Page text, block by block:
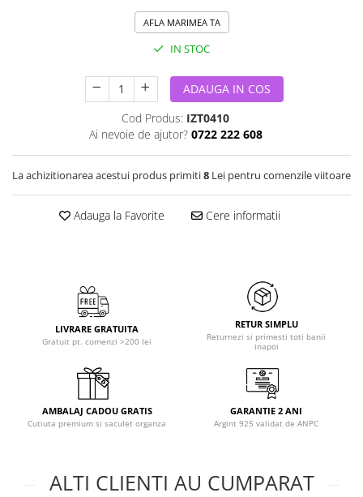
AFLA MARIMEA TA
IN STOC
ADAUGA IN COS
Cod Produs: IZT0410
Ai nevoie de ajutor? 0722 222 608
La achizitionarea acestui produs primiti8 Lei pentru comenzile viitoare
Adauga la Favorite Cere informatii
LIVRARE GRATUITA
Gratuit pt. comenzi >200 lei
RETUR SIMPLU
Returnezi si primesti toti banii
inapoi
AMBALAJ CADOU GRATIS
Cutiuta premium si saculet organza
GARANTIE 2 ANI
Argint 925 validat de ANPC
ALTI CLIENTI AU CUMPARAT